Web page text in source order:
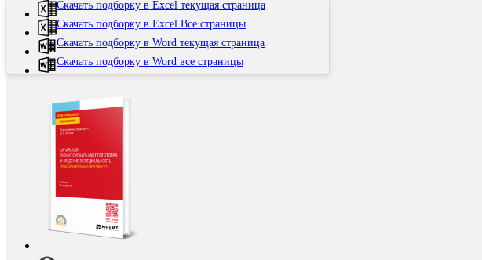
Скачать подборку в Excel текущая страница
Скачать подборку в Excel Все страницы
Скачать подборку в Word текущая страница
Скачать подборку в Word все страницы